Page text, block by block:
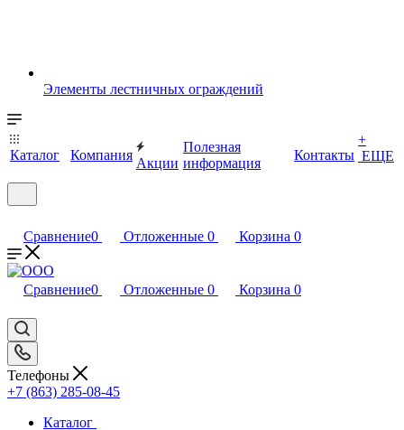
Элементы лестничных ограждений
Каталог Компания
Акции
Полезная
информация
Контакты
+
ЕЩЕ
Сравнение0 Отложенные 0 Корзина 0
Сравнение0 Отложенные 0 Корзина 0
Телефоны
+7 (863) 285-08-45
Каталог